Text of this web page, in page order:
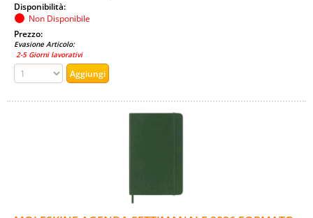
Disponibilità:
Non Disponibile
Prezzo:
Evasione Articolo:
2-5 Giorni lavorativi